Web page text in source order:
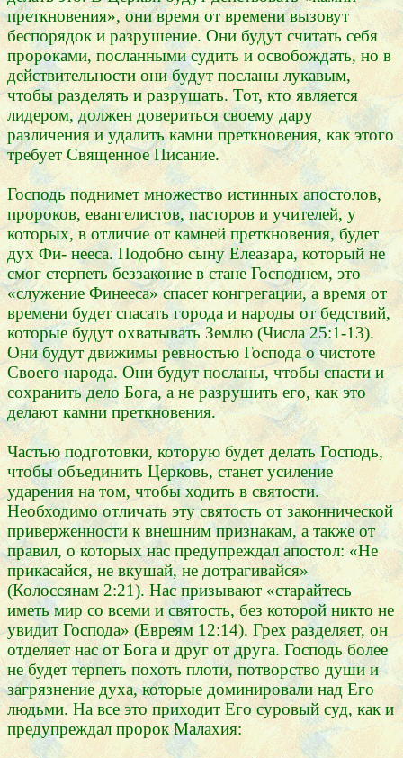
преткновения», они время от времени вызовут
беспорядок и разрушение. Они будут считать себя
пророками, посланными судить и освобождать, но в
действительности они будут посланы лукавым,
чтобы разделять и разрушать. Тот, кто является
лидером, должен довериться своему дару
различения и удалить камни преткновения, как этого
требует Священное Писание.
Господь поднимет множество истинных апостолов,
пророков, евангелистов, пасторов и учителей, у
которых, в отличие от камней преткновения, будет
дух Фи- нееса. Подобно сыну Елеазара, который не
смог стерпеть беззаконие в стане Господнем, это
«служение Финееса» спасет конгрегации, а время от
времени будет спасать города и народы от бедствий,
которые будут охватывать Землю (Числа 25:1-13).
Они будут движимы ревностью Господа о чистоте
Своего народа. Они будут посланы, чтобы спасти и
сохранить дело Бога, а не разрушить его, как это
делают камни преткновения.
Частью подготовки, которую будет делать Господь,
чтобы объединить Церковь, станет усиление
ударения на том, чтобы ходить в святости.
Необходимо отличать эту святость от законнической
приверженности к внешним признакам, а также от
правил, о которых нас предупреждал апостол: «Не
прикасайся, не вкушай, не дотрагивайся»
(Колоссянам 2:21). Нас призывают «старайтесь
иметь мир со всеми и святость, без которой никто не
увидит Господа» (Евреям 12:14). Грех разделяет, он
отделяет нас от Бога и друг от друга. Господь более
не будет терпеть похоть плоти, потворство души и
загрязнение духа, которые доминировали над Его
людьми. На все это приходит Его суровый суд, как и
предупреждал пророк Малахия: